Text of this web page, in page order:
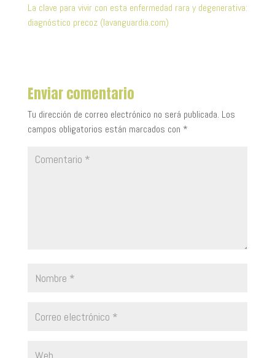
La clave para vivir con esta enfermedad rara y degenerativa:
diagnóstico precoz (lavanguardia.com)
Enviar comentario
Tu dirección de correo electrónico no será publicada. Los
campos obligatorios están marcados con *